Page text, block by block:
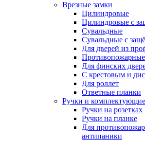
Врезные замки
Цилиндровые
Цилиндровые с
Сувальдные
Сувальдные с
Для дверей из
Для финских
С крестовым и
Для роллет
Ответные планки
Ручки и комплектующие
Ручки на розетках
Ручки на планке
Для
антипаники